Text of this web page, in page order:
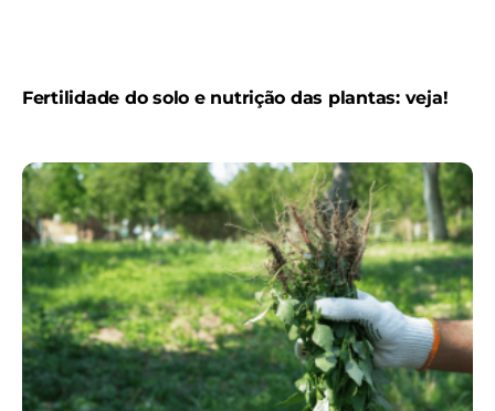
Fertilidade do solo e nutrição das plantas: veja!